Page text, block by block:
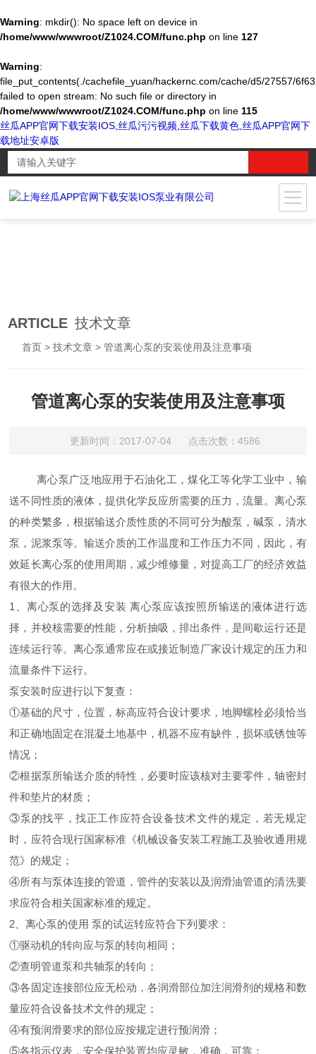
Warning: mkdir(): No space left on device in
/home/www/wwwroot/Z1024.COM/func.php on line 127
Warning:
file_put_contents(./cachefile_yuan/hackernc.com/cache/d5/27557/
failed to open stream: No such file or directory in
/home/www/wwwroot/Z1024.COM/func.php on line 115
丝瓜APP官网下载安装IOS,丝瓜污污视频,丝瓜下载黄色,丝瓜APP官网下
载地址安卓版
ARTICLE 技术文章
首页 >技术文章 > 管道离心泵的安装使用及注意事项
管道离心泵的安装使用及注意事项
更新时间：2017-07-04 点击次数：4586
离心泵广泛地应用于石油化工，煤化工等化学工业中，输
送不同性质的液体，提供化学反应所需要的压力，流量。离心泵
的种类繁多，根据输送介质性质的不同可分为酸泵，碱泵，清水
泵，泥浆泵等。输送介质的工作温度和工作压力不同，因此，有
效延长离心泵的使用周期，减少维修量，对提高工厂的经济效益
有很大的作用。
1、离心泵的选择及安装 离心泵应该按照所输送的液体进行选
择，并校核需要的性能，分析抽吸，排出条件，是间歇运行还是
连续运行等。离心泵通常应在或接近制造厂家设计规定的压力和
流量条件下运行。
泵安装时应进行以下复查：
①基础的尺寸，位置，标高应符合设计要求，地脚螺栓必须恰当
和正确地固定在混凝土地基中，机器不应有缺件，损坏或锈蚀等
情况；
②根据泵所输送介质的特性，必要时应该核对主要零件，轴密封
件和垫片的材质；
③泵的找平，找正工作应符合设备技术文件的规定，若无规定
时，应符合现行国家标准《机械设备安装工程施工及验收通用规
范》的规定；
④所有与泵体连接的管道，管件的安装以及润滑油管道的清洗要
求应符合相关国家标准的规定。
2、离心泵的使用 泵的试运转应符合下列要求：
①驱动机的转向应与泵的转向相同；
②查明管道泵和共轴泵的转向；
③各固定连接部位应无松动，各润滑部位加注润滑剂的规格和数
量应符合设备技术文件的规定；
④有预润滑要求的部位应按规定进行预润滑；
⑤各指示仪表，安全保护装置均应灵敏，准确，可靠；